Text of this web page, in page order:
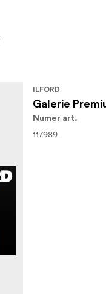
ILFORD
Galerie
Numer art.
117989